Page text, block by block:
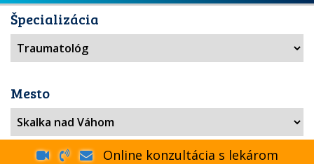
Špecializácia
Mesto
Online konzultácia s lekárom